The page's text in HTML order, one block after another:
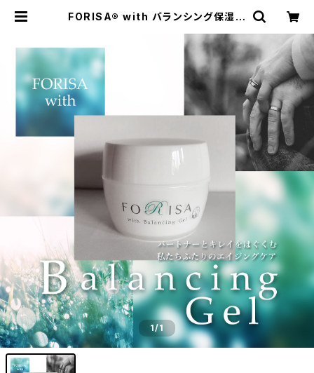
FORISA®︎ with バランシング保湿ジ
Gel | FORISA〜フォリサ
1/1